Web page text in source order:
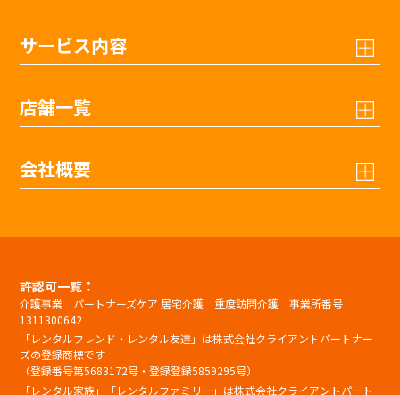
サービス内容
店舗一覧
会社概要
許認可一覧：
介護事業 パートナーズケア 居宅介護 重度訪問介護 事業所番号
1311300642
「レンタルフレンド・レンタル友達」は株式会社クライアントパートナー
ズの登録商標です
（登録番号第5683172号・登録登録5859295号）
「レンタル家族」「レンタルファミリー」は株式会社クライアントパート